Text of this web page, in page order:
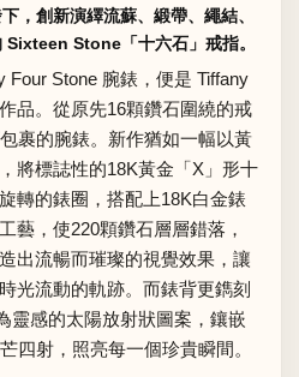
，創新演繹流蘇、緞帶、繩結、
Stone「十六石」戒指。
Four Stone 腕錶，便是 Tiffany
品。從原先16顆鑽石圍繞的戒
裹的腕錶。新作猶如一幅以黃
將標誌性的18K黃金「X」形十
轉的錶圈，搭配上18K白金錶
藝，使220顆鑽石層層錯落，
出流暢而璀璨的視覺效果，讓
光流動的軌跡。而錶背更鐫刻
靈感的太陽放射狀圖案，鑲嵌
四射，照亮每一個珍貴瞬間。